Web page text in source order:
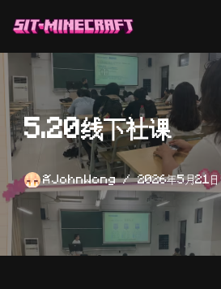
正
文
5.20线下社课
JohnWong 2026年5月21日